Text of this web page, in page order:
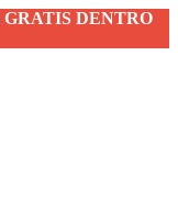
GRATIS DENTRO